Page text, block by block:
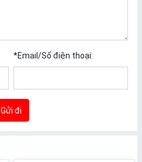
*Email/Số điện thoại:
Gửi đi